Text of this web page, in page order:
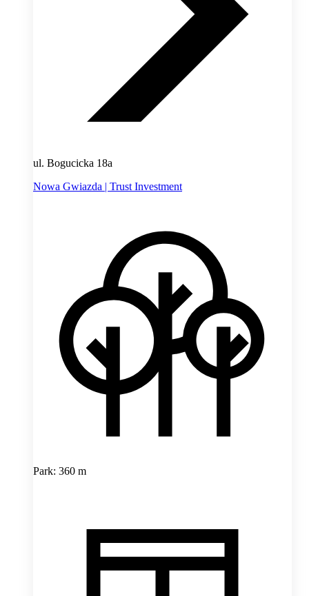
ul. Bogucicka 18a
Nowa Gwiazda | Trust Investment
Park: 360 m